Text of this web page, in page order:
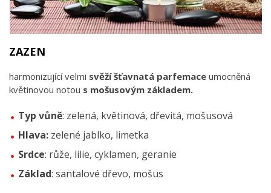
ZAZEN
harmonizující velmi svěží šťavnatá parfemace umocněná
květinovou notou s mošusovým základem.
Typ vůně: zelená, květinová, dřevitá, mošusová
Hlava: zelené jablko, limetka
Srdce: růže, lilie, cyklamen, geranie
Základ: santalové dřevo, mošus